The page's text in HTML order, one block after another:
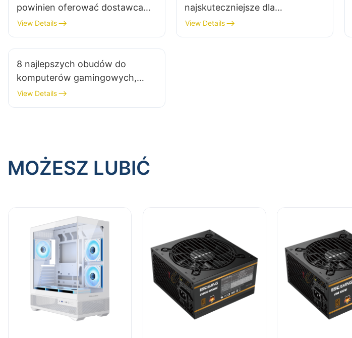
powinien oferować dostawca
obudowy do komputera
gamingowego?
View Details
najskuteczniejsze dla
producentów obudów do
komputerów gamingowych?
View Details
8 najlepszych obudów do
komputerów gamingowych,
które dobrze współpracują z
niestandardowymi obiegami
View Details
MOŻESZ LUBIĆ